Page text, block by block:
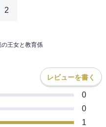
2
の王女と教育係
レビューを書く
0
0
1